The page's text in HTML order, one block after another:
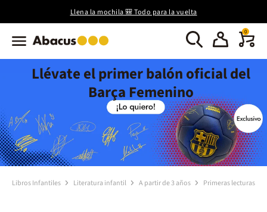
Llena la mochila 🎒 Todo para la vuelta
0
Llévate el primer balón oficial del
Barça Femenino
Libros Infantiles Literatura infantil A partir de 3 años Primeras lecturas